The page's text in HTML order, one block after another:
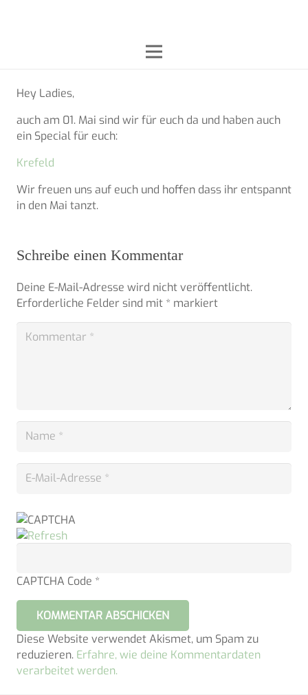
Hey Ladies,
auch am 01. Mai sind wir für euch da und haben auch
ein Special für euch:
Krefeld
Wir freuen uns auf euch und hoffen dass ihr entspannt
in den Mai tanzt.
Schreibe einen Kommentar
Deine E-Mail-Adresse wird nicht veröffentlicht.
Erforderliche Felder sind mit * markiert
CAPTCHA Code *
KOMMENTAR ABSCHICKEN
Diese Website verwendet Akismet, um Spam zu
reduzieren. Erfahre, wie deine Kommentardaten
verarbeitet werden.